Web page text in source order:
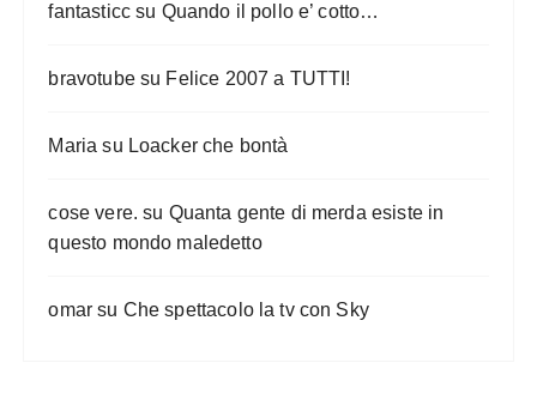
fantasticc su Quando il pollo e’ cotto…
bravotubesu Felice 2007 a TUTTI!
Maria su Loacker che bontà
cose vere. su Quanta gente di merda esiste in
questo mondo maledetto
omar su Che spettacolo la tv con Sky